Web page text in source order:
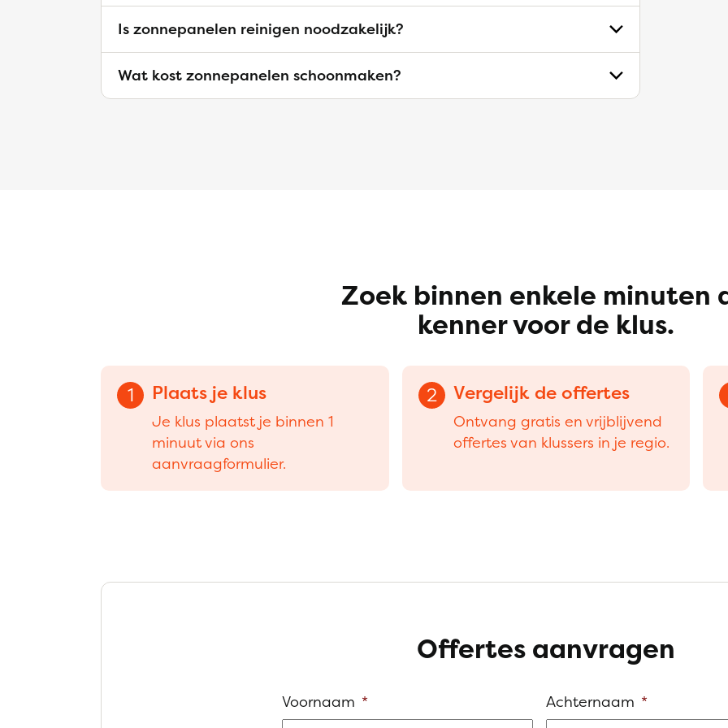
Is zonnepanelen reinigen noodzakelijk?
Wat kost zonnepanelen schoonmaken?
Zoek binnen enkele minuten
kenner voor de klus.
1 Plaats je klus
Je klus plaatst je binnen 1
minuut via ons
aanvraagformulier.
2 Vergelijk de offertes
Ontvang gratis en vrijblijvend
offertes van klussers in je regio.
Offertes aanvragen
Voornaam * Achternaam *